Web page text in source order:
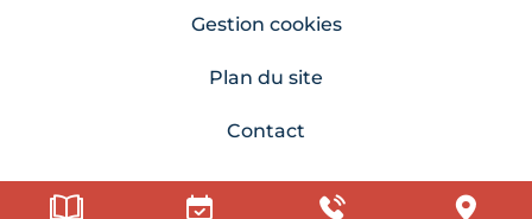
Gestion cookies
Plan du site
Contact